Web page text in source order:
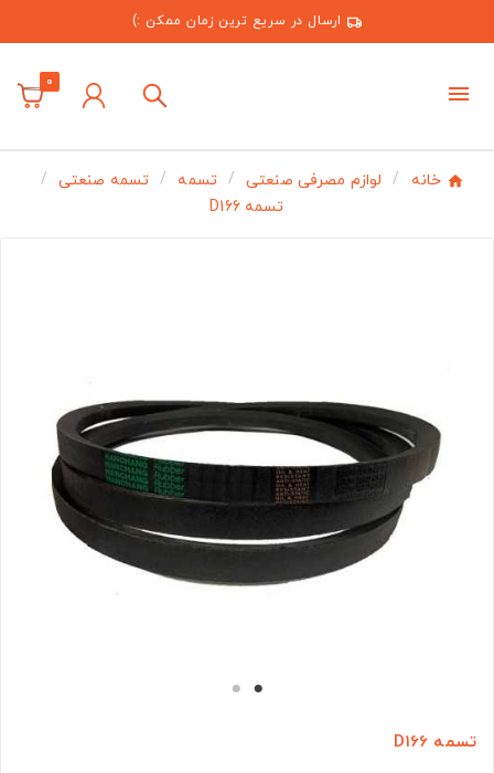
ارسال در سریع ترین زمان ممکن :)
0
خانه لوازم مصرفی صنعتی تسمه
تسمه صنعتی
تسمه D166
تسمه D166